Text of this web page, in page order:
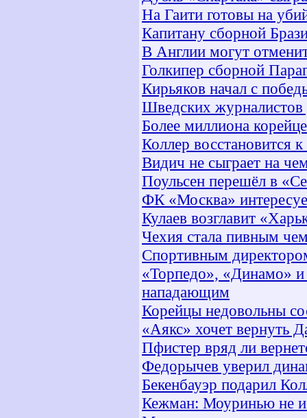
На Гаити готовы на
Капитану сборной
В Англии могут
Голкипер сборной
Кирьяков начал с
Шведских журналистов
Более миллиона
Коллер восстановится
Видич не сыграет на
Поульсен перешёл в
ФК «Москва»
Кулаев возглавит
Чехия стала пивным
Спортивным
«Торпедо», «Динамо»
нападающим
Корейцы недовольны
«Аякс» хочет вернуть
Пфистер вряд ли
Федорычев уверил
Бекенбауэр подарил
Кежман: Моуринью не